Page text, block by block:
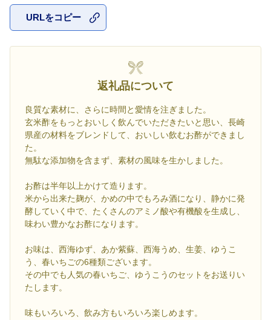
URLをコピー
返礼品について
良質な素材に、さらに時間と愛情を注ぎました。
玄米酢をもっとおいしく飲んでいただきたいと思い、長崎
県産の材料をブレンドして、おいしい飲むお酢ができまし
た。
無駄な添加物を含まず、素材の風味を生かしました。
お酢は半年以上かけて造ります。
米から出来た麹が、かめの中でもろみ酒になり、静かに発
酵していく中で、たくさんのアミノ酸や有機酸を生成し、
味わい豊かなお酢になります。
お味は、西海ゆず、あか紫蘇、西海うめ、生姜、ゆうこ
う、春いちごの6種類ございます。
その中でも人気の春いちご、ゆうこうのセットをお送りい
たします。
味もいろいろ、飲み方もいろいろ楽しめます。